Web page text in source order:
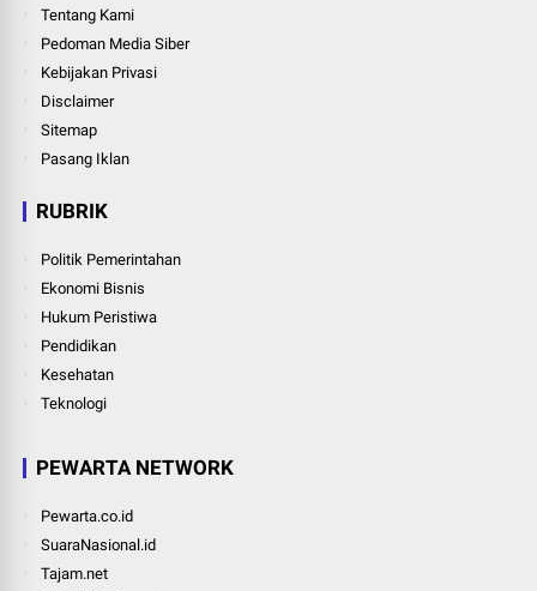
Tentang Kami
Pedoman Media Siber
Kebijakan Privasi
Disclaimer
Sitemap
Pasang Iklan
RUBRIK
Politik Pemerintahan
Ekonomi Bisnis
Hukum Peristiwa
Pendidikan
Kesehatan
Teknologi
PEWARTA NETWORK
Pewarta.co.id
SuaraNasional.id
Tajam.net